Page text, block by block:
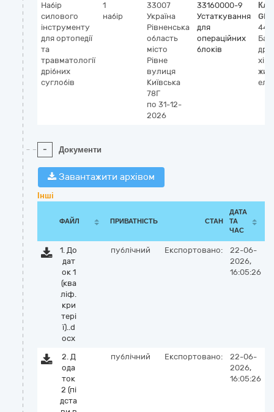
Набір
силового
інструменту
для ортопедії
та
травматології
дрібних
суглобів
1
набір
33007
Україна
Рівненська
область
місто
Рівне
вулиця
Київська
78Г
по 31-12-
2026
33160000-9
Устаткування
для
операційних
блоків
- Документи
Завантажити архівом
Інші
ФАЙЛ ПРИВАТНІСТЬ СТАН
ДАТА
ТА
ЧАС
1. До
дат
ок 1
(ква
ліф.
кри
тері
ї)..d
ocx
публічний Експортовано:
22-06-
2026,
16:05:26
2. Д
ода
ток
2 (пі
дста
публічний Експортовано:
22-06-
2026,
16:05:26